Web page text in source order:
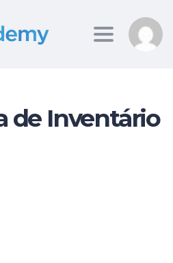
Toggle
de Inventário